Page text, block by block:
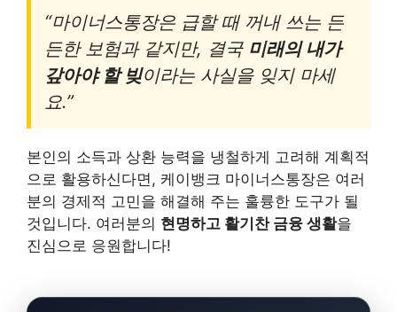
“마이너스통장은 급할 때 꺼내 쓰는 든
든한 보험과 같지만, 결국 미래의 내가
갚아야 할 빚이라는 사실을 잊지 마세
요.”
본인의 소득과 상환 능력을 냉철하게 고려해 계획적
으로 활용하신다면, 케이뱅크 마이너스통장은 여러
분의 경제적 고민을 해결해 주는 훌륭한 도구가 될
것입니다. 여러분의 현명하고 활기찬 금융 생활을
진심으로 응원합니다!